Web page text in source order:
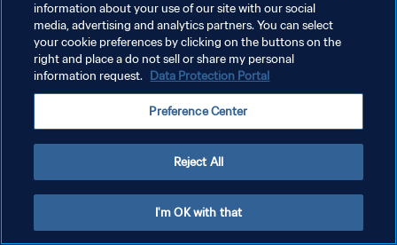
DATENSCHUTZ
NUTZUNGSBEDINGUNGEN
COOKIE-EINSTELLUNGEN VERWALTEN
information about your use of our site with our social
media, advertising and analytics partners. You can select
your cookie preferences by clicking on the buttons on the
right and place a do not sell or share my personal
information request. Data Protection Portal
Preference Center
Reject All
I'm OK with that